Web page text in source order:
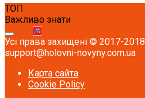
ТОП
Важливо знати
Усі права захищені © 2017-
support@holovni-novyny.com.ua
Карта сайта
Cookie Policy